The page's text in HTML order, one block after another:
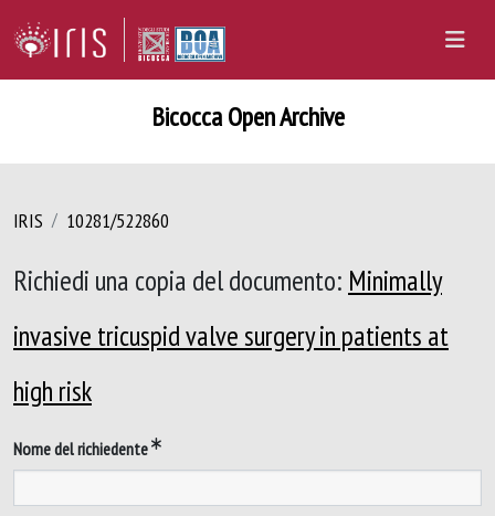
Bicocca Open Archive
IRIS 10281/522860
Richiedi una copia del documento: Minimally
invasive tricuspid valve surgery in patients at
high risk
Nome del richiedente